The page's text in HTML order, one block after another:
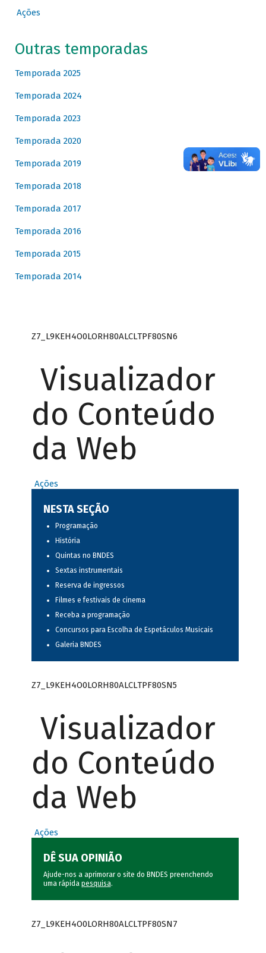
Ações
Outras temporadas
Temporada 2025
Temporada 2024
Temporada 2023
Temporada 2020
Temporada 2019
Temporada 2018
Temporada 2017
Temporada 2016
Temporada 2015
Temporada 2014
Z7_L9KEH4O0LORH80ALCLTPF80SN6
Visualizador
do Conteúdo
da Web
Ações
NESTA SEÇÃO
Programação
História
Quintas no BNDES
Sextas instrumentais
Reserva de ingressos
Filmes e festivais de cinema
Receba a programação
Concursos para Escolha de Espetáculos Musicais
Galeria BNDES
Z7_L9KEH4O0LORH80ALCLTPF80SN5
Visualizador
do Conteúdo
da Web
Ações
DÊ SUA OPINIÃO
Ajude-nos a aprimorar o site do BNDES preenchendo
uma rápida pesquisa.
Z7_L9KEH4O0LORH80ALCLTPF80SN7